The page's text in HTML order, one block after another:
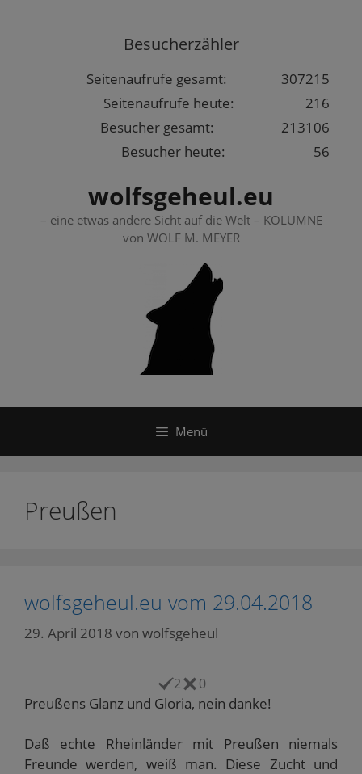
Besucherzähler
307215
Seitenaufrufe gesamt:
216
Seitenaufrufe heute:
213106
Besucher gesamt:
56
Besucher heute:
wolfsgeheul.eu
– eine etwas andere Sicht auf die Welt – KOLUMNE
von WOLF M. MEYER
Menü
Preußen
wolfsgeheul.eu vom 29.04.2018
29. April 2018 von wolfsgeheul
2 0
Preußens Glanz und Gloria, nein danke!
Daß echte Rheinländer mit Preußen niemals
Freunde werden, weiß man. Diese Zucht und